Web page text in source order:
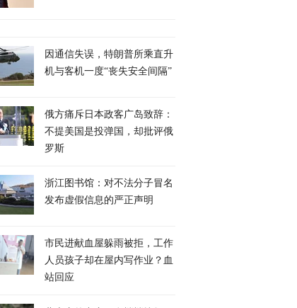
因通信失误，特朗普所乘直升
机与客机一度“丧失安全间隔”
俄方痛斥日本政客广岛致辞：
不提美国是投弹国，却批评俄
罗斯
浙江图书馆：对不法分子冒名
发布虚假信息的严正声明
市民进献血屋躲雨被拒，工作
人员孩子却在屋内写作业？血
站回应